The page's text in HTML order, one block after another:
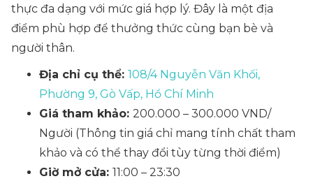
thực đa dạng với mức giá hợp lý. Đây là một địa
điểm phù hợp để thưởng thức cùng bạn bè và
người thân.
Địa chỉ cụ thể: 108/4 Nguyễn Văn Khối,
Phường 9, Gò Vấp, Hồ Chí Minh
Giá tham khảo: 200.000 – 300.000 VND/
Người (Thông tin giá chỉ mang tính chất tham
khảo và có thể thay đổi tùy từng thời điểm)
Giờ mở cửa: 11:00 – 23:30